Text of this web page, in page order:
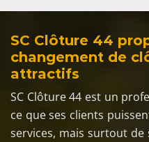
SC Clôture 44
changement de
attractifs
SC Clôture 44 est un
ce que ses clients
services, mais surtout